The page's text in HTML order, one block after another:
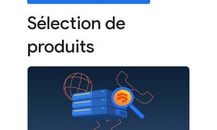
Sélection de
produits